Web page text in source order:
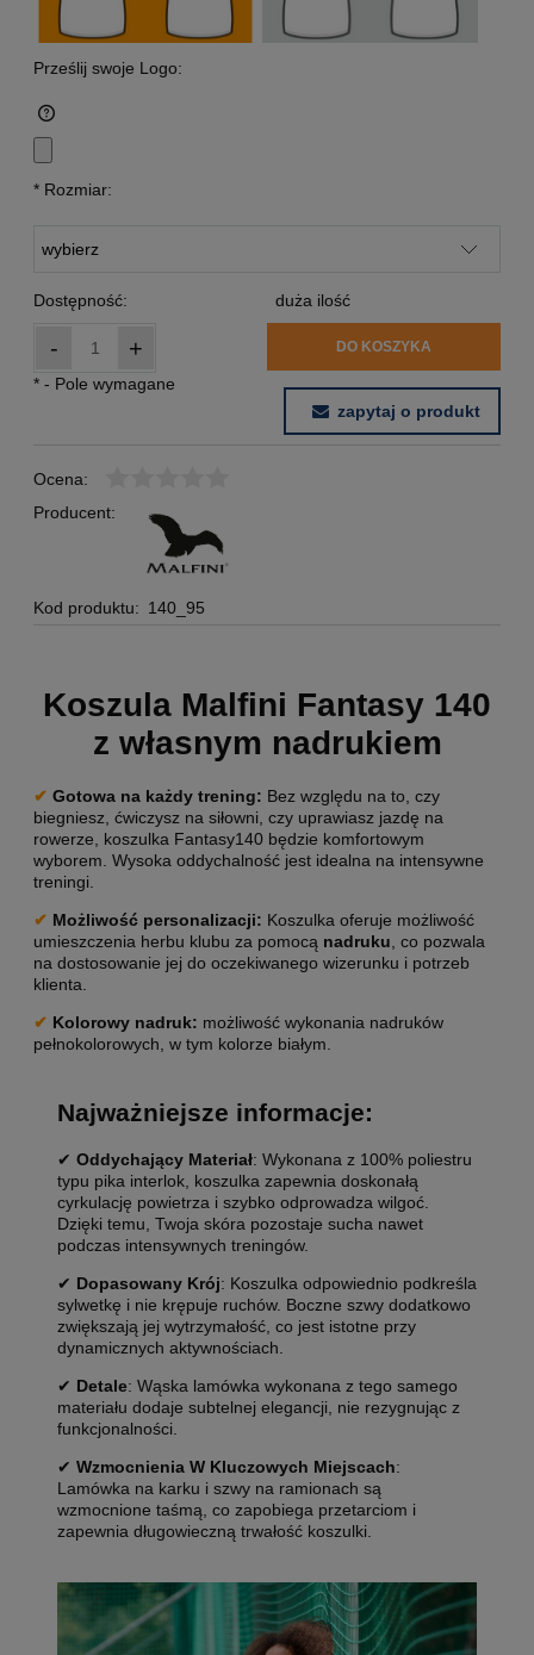
Prześlij swoje Logo:
* Rozmiar:
Dostępność: duża ilość
- + DO KOSZYKA
* - Pole wymagane
zapytaj o produkt
Ocena:
Producent:
Kod produktu: 140_95
Koszula Malfini Fantasy 140
z własnym nadrukiem
✔ Gotowa na każdy trening: Bez względu na to, czy
biegniesz, ćwiczysz na siłowni, czy uprawiasz jazdę na
rowerze, koszulka Fantasy140 będzie komfortowym
wyborem. Wysoka oddychalność jest idealna na intensywne
treningi.
✔ Możliwość personalizacji: Koszulka oferuje możliwość
umieszczenia herbu klubu za pomocą nadruku , co pozwala
na dostosowanie jej do oczekiwanego wizerunku i potrzeb
klienta.
✔ Kolorowy nadruk: możliwość wykonania nadruków
pełnokolorowych, w tym kolorze białym.
Najważniejsze informacje:
✔ Oddychający Materiał: Wykonana z 100% poliestru
typu pika interlok, koszulka zapewnia doskonałą
cyrkulację powietrza i szybko odprowadza wilgoć.
Dzięki temu, Twoja skóra pozostaje sucha nawet
podczas intensywnych treningów.
✔ Dopasowany Krój: Koszulka odpowiednio podkreśla
sylwetkę i nie krępuje ruchów. Boczne szwy dodatkowo
zwiększają jej wytrzymałość, co jest istotne przy
dynamicznych aktywnościach.
✔ Detale: Wąska lamówka wykonana z tego samego
materiału dodaje subtelnej elegancji, nie rezygnując z
funkcjonalności.
✔ Wzmocnienia W Kluczowych Miejscach:
Lamówka na karku i szwy na ramionach są
wzmocnione taśmą, co zapobiega przetarciom i
zapewnia długowieczną trwałość koszulki.